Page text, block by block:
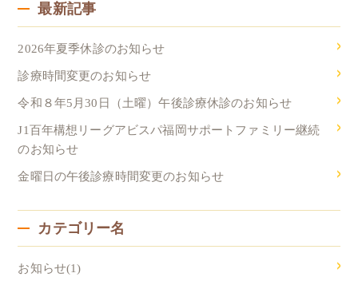
最新記事
2026年夏季休診のお知らせ
診療時間変更のお知らせ
令和８年5月30日（土曜）午後診療休診のお知らせ
J1百年構想リーグアビスパ福岡サポートファミリー継続
のお知らせ
金曜日の午後診療時間変更のお知らせ
カテゴリー名
お知らせ(1)